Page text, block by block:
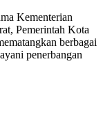
Kementerian
Pemerintah Kota
berbagai
penerbangan